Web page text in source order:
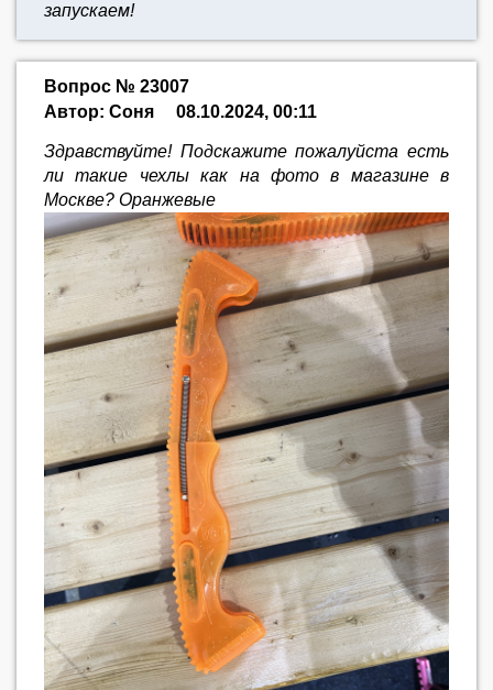
запускаем!
Вопрос № 23007
Автор: Соня
08.10.2024, 00:11
Здравствуйте! Подскажите пожалуйста есть
ли такие чехлы как на фото в магазине в
Москве? Оранжевые